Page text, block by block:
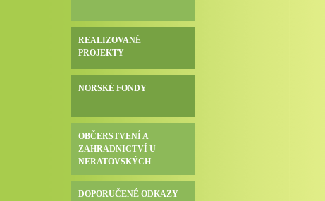
REALIZOVANÉ
PROJEKTY
NORSKÉ FONDY
OBČERSTVENÍ A
ZAHRADNICTVÍ U
NERATOVSKÝCH
DOPORUČENÉ ODKAZY